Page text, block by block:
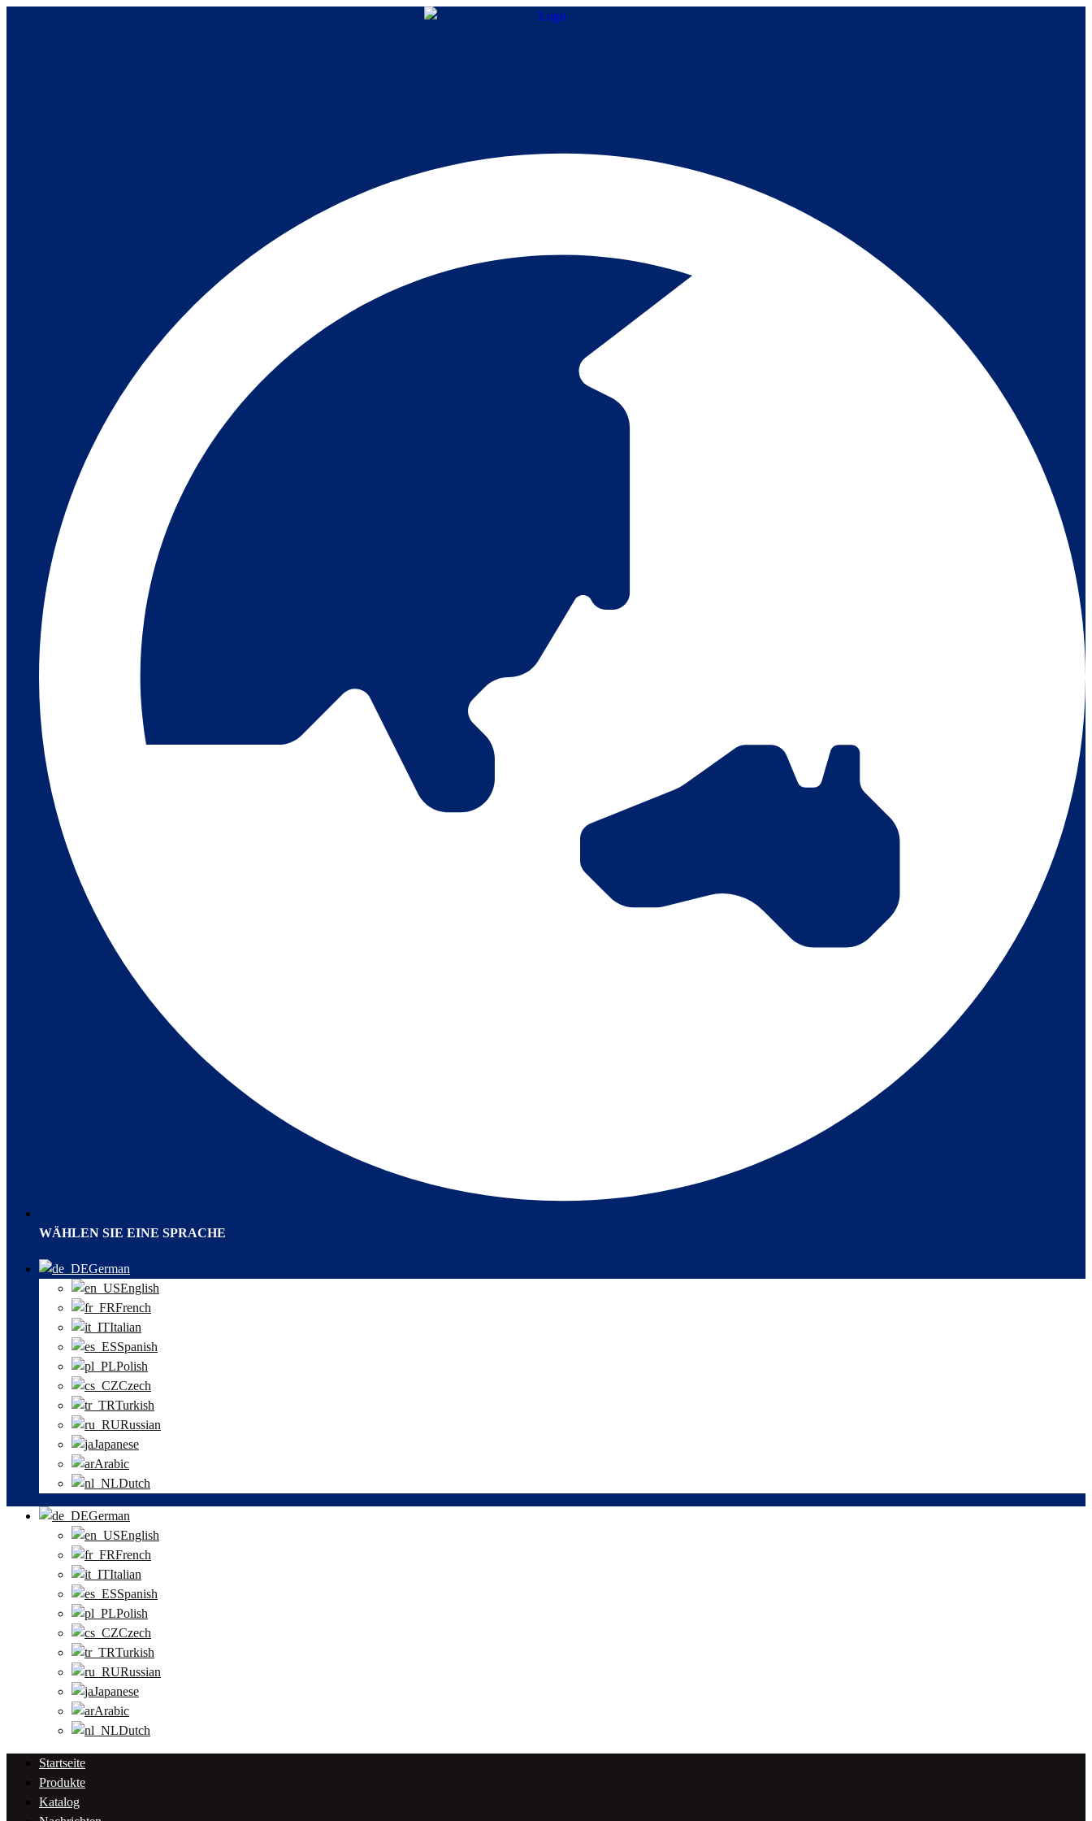
WÄHLEN SIE EINE SPRACHE
German
English
French
Italian
Spanish
Polish
Czech
Turkish
Russian
Japanese
Arabic
Dutch
German
English
French
Italian
Spanish
Polish
Czech
Turkish
Russian
Japanese
Arabic
Dutch
Startseite
Produkte
Katalog